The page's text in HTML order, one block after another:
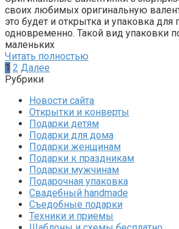
своих любимых оригинальную
это будет и открытка и упаковка для
одновременно. Такой вид упаковки
маленьких
Читать полностью
Пагинация
записей
1 2 Далее
Рубрики
Новости сайта
Открытки и конверты
Подарки детям
Подарки для дома
Подарки женщинам
Подарки к праздникам
Подарки мужчинам
Подарочная упаковка
Свадебный handmade
Съедобные подарки
Техники и приемы